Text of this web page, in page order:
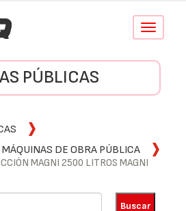
Conmutar
PÚBLICAS
DE OBRA PÚBLICA
MAGNI 2500 LITROS MAGNI